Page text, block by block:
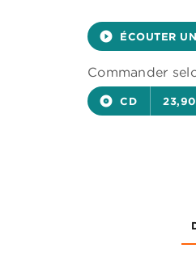
play_circle_filled ÉCOUTER
Commander
album CD